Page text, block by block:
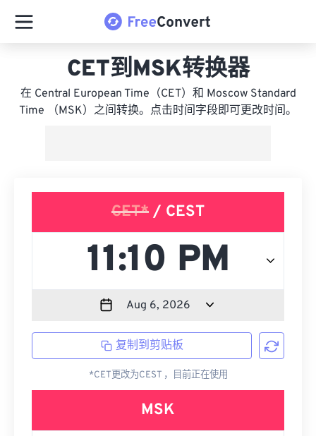
CET到MSK转换器
在 Central European Time（CET）和 Moscow Standard
Time （MSK）之间转换。点击时间字段即可更改时间。
CET* / CEST
复制到剪贴板
*CET更改为CEST ，目前正在使用
MSK